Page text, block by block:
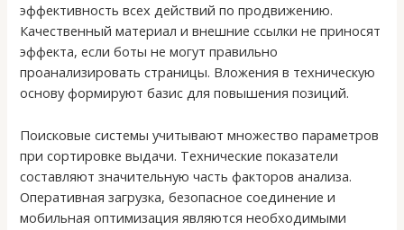
эффективность всех действий по продвижению.
Качественный материал и внешние ссылки не приносят
эффекта, если боты не могут правильно
проанализировать страницы. Вложения в техническую
основу формируют базис для повышения позиций.
Поисковые системы учитывают множество параметров
при сортировке выдачи. Технические показатели
составляют значительную часть факторов анализа.
Оперативная загрузка, безопасное соединение и
мобильная оптимизация являются необходимыми